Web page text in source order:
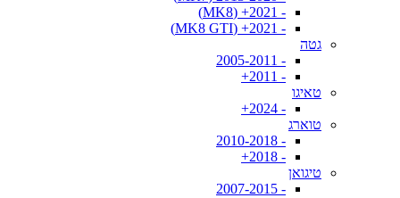
- 2021+ (MK8)
- 2021+ (MK8 GTI)
גטה
- 2005-2011
- 2011+
טאיגו
- 2024+
טוארג
- 2010-2018
- 2018+
טיגואן
- 2007-2015